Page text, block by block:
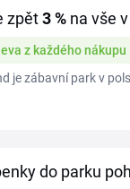
zpět3 % na vše
z každého nákupu
je zábavní park v
do parku